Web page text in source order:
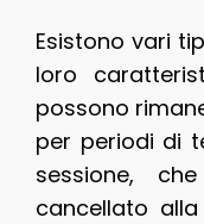
Esistono vari
loro
possono
per periodi di
sessione,
cancellato